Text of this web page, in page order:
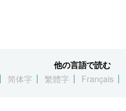
他の言語で読む
简体字 繁體字 Français